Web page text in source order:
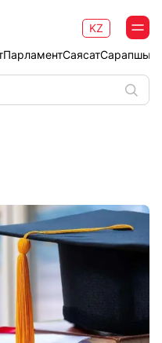
ПарламентСаясат
KZ